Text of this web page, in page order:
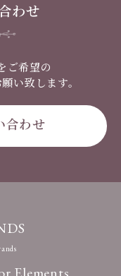
わせ
ご希望の
い致します。
合わせ